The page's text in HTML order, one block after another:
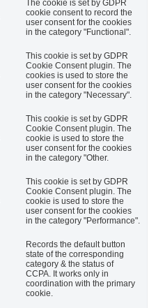
The cookie is set by GDPR
cookie consent to record the
user consent for the cookies
in the category "Functional".
This cookie is set by GDPR
Cookie Consent plugin. The
cookies is used to store the
user consent for the cookies
in the category "Necessary".
This cookie is set by GDPR
Cookie Consent plugin. The
cookie is used to store the
user consent for the cookies
in the category "Other.
This cookie is set by GDPR
Cookie Consent plugin. The
cookie is used to store the
user consent for the cookies
in the category "Performance".
Records the default button
state of the corresponding
category & the status of
CCPA. It works only in
coordination with the primary
cookie.